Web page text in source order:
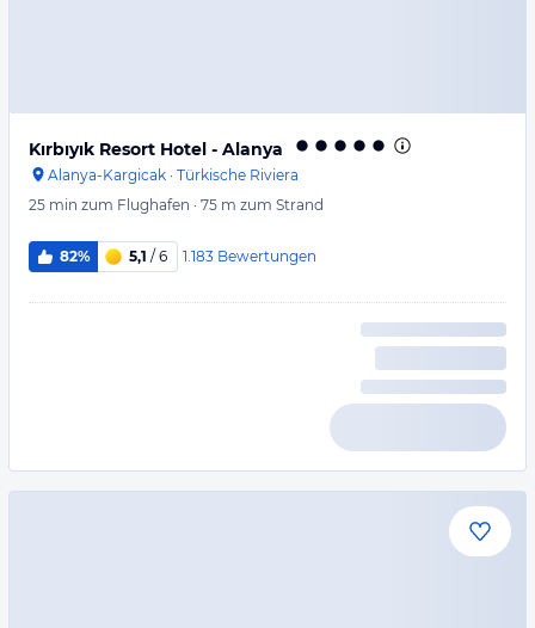
Kırbıyık Resort Hotel - Alanya
Alanya-Kargicak · Türkische Riviera
25 min zum Flughafen · 75 m zum Strand
82% 5,1 / 6 1.183 Bewertungen